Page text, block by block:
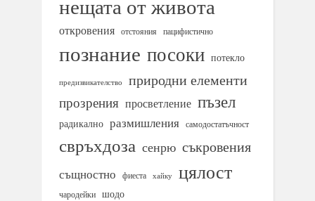
нещата от живота
откровения отстояния пацифистично
познание посоки потекло
предизвикателство природни елементи
прозрения просветление пъзел
радикално размишления самодостатъчност
свръхдоза сенрю съкровения
същностно фиеста хайку цялост
чародейки шодо